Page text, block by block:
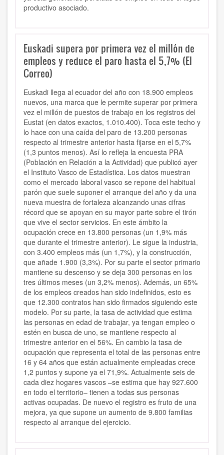
productivo asociado.
Euskadi supera por primera vez el millón de
empleos y reduce el paro hasta el 5,7% (El
Correo)
Euskadi llega al ecuador del año con 18.900 empleos
nuevos, una marca que le permite superar por primera
vez el millón de puestos de trabajo en los registros del
Eustat (en datos exactos, 1.010.400). Toca este techo y
lo hace con una caída del paro de 13.200 personas
respecto al trimestre anterior hasta fijarse en el 5,7%
(1,3 puntos menos). Así lo refleja la encuesta PRA
(Población en Relación a la Actividad) que publicó ayer
el Instituto Vasco de Estadística. Los datos muestran
como el mercado laboral vasco se repone del habitual
parón que suele suponer el arranque del año y da una
nueva muestra de fortaleza alcanzando unas cifras
récord que se apoyan en su mayor parte sobre el tirón
que vive el sector servicios. En este ámbito la
ocupación crece en 13.800 personas (un 1,9% más
que durante el trimestre anterior). Le sigue la industria,
con 3.400 empleos más (un 1,7%), y la construcción,
que añade 1.900 (3,3%). Por su parte el sector primario
mantiene su descenso y se deja 300 personas en los
tres últimos meses (un 3,2% menos). Además, un 65%
de los empleos creados han sido indefinidos, esto es
que 12.300 contratos han sido firmados siguiendo este
modelo. Por su parte, la tasa de actividad que estima
las personas en edad de trabajar, ya tengan empleo o
estén en busca de uno, se mantiene respecto al
trimestre anterior en el 56%. En cambio la tasa de
ocupación que representa el total de las personas entre
16 y 64 años que están actualmente empleadas crece
1,2 puntos y supone ya el 71,9%. Actualmente seis de
cada diez hogares vascos –se estima que hay 927.600
en todo el territorio– tienen a todas sus personas
activas ocupadas. De nuevo el registro es fruto de una
mejora, ya que supone un aumento de 9.800 familias
respecto al arranque del ejercicio.